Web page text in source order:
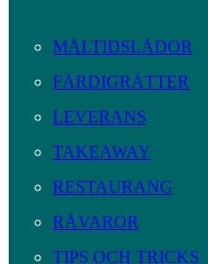
MÅLTIDSLÅDOR
FÄRDIGRÄTTER
LEVERANS
TAKEAWAY
RESTAURANG
RÅVAROR
TIPS OCH TRICKS